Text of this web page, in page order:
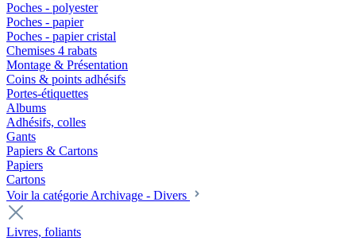
Poches - polyester
Poches - papier
Poches - papier cristal
Chemises 4 rabats
Montage & Présentation
Coins & points adhésifs
Portes-étiquettes
Albums
Adhésifs, colles
Gants
Papiers & Cartons
Papiers
Cartons
Voir la catégorie Archivage - Divers
Livres, foliants